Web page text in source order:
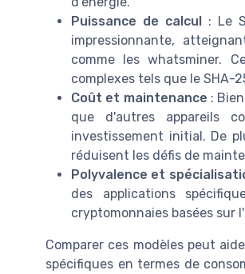
Puissance de calcul : Le
impressionnante,
comme les whatsminer.
complexes tels que le SHA-
Coût et maintenance :
que d'autres appareils
investissement initial. De
réduisent les défis de
Polyvalence et
des applications
cryptomonnaies basées sur
Comparer ces modèles peut
spécifiques en termes de